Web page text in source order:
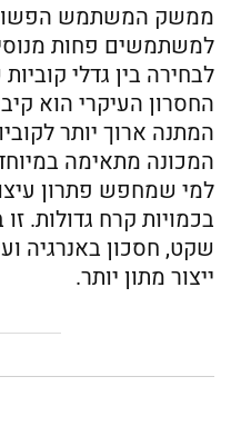
ממשק המשתמש
למשתמשים פחות
לבחירה בין גדלי
החסרון העיקרי הוא
המכונה מתאימה
למי שמחפש פתרון
בכמויות קרח גדולות.
שקט, חסכון באנרגיה
ייצור מתון יותר.